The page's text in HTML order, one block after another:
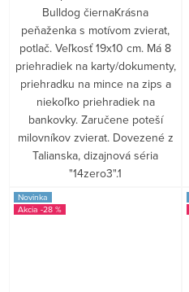
Bulldog čiernaKrásna
peňaženka s motívom zvierat,
potlač. Veľkosť 19x10 cm. Má 8
priehradiek na karty/dokumenty,
priehradku na mince na zips a
niekoľko priehradiek na
bankovky. Zaručene poteší
milovníkov zvierat. Dovezené z
Talianska, dizajnová séria
"14zero3".1
Novinka
-28 %